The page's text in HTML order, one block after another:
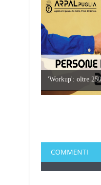
'Workup': oltre
COMMENTI